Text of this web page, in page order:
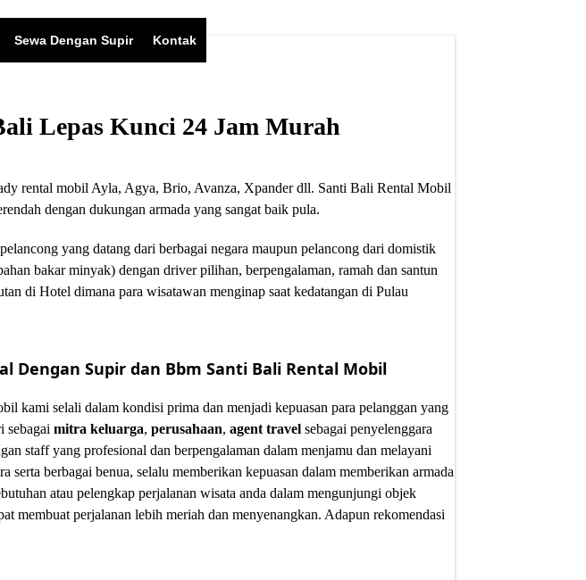
Sewa Dengan Supir Kontak
Lepas Kunci 24 Jam Murah
rental mobil Ayla, Agya, Brio, Avanza, Xpander dll. Santi Bali Rental Mobil
dengan dukungan armada yang sangat baik pula.
yang datang dari berbagai negara maupun pelancong dari domistik
bakar minyak) dengan driver pilihan, berpengalaman, ramah dan santun
di Hotel dimana para wisatawan menginap saat kedatangan di Pulau
Dengan Supir dan Bbm Santi Bali Rental Mobil
kami selali dalam kondisi prima dan menjadi kepuasan para pelanggan yang
sebagai mitra keluarga, perusahaan, agent travel sebagai penyelenggara
staff yang profesional dan berpengalaman dalam menjamu dan melayani
berbagai benua, selalu memberikan kepuasan dalam memberikan armada
atau pelengkap perjalanan wisata anda dalam mengunjungi objek
membuat perjalanan lebih meriah dan menyenangkan. Adapun rekomendasi